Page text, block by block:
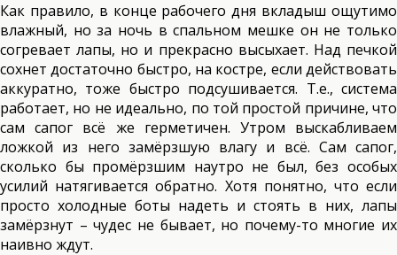
Как правило, в конце рабочего дня вкладыш ощутимо
влажный, но за ночь в спальном мешке он не только
согревает лапы, но и прекрасно высыхает. Над печкой
сохнет достаточно быстро, на костре, если действовать
аккуратно, тоже быстро подсушивается. Т.е., система
работает, но не идеально, по той простой причине, что
сам сапог всё же герметичен. Утром выскабливаем
ложкой из него замёрзшую влагу и всё. Сам сапог,
сколько бы промёрзшим наутро не был, без особых
усилий натягивается обратно. Хотя понятно, что если
просто холодные боты надеть и стоять в них, лапы
замёрзнут – чудес не бывает, но почему-то многие их
наивно ждут.